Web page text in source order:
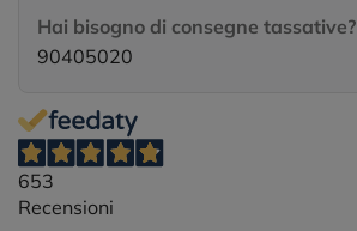
Hai bisogno di consegne tassative?
90405020
653
Recensioni